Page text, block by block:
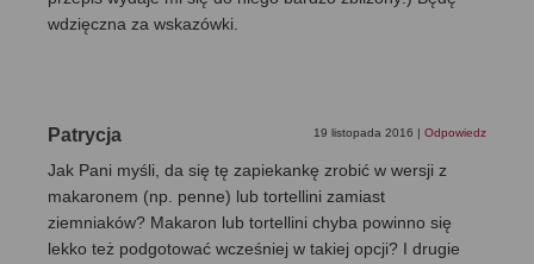
wdzięczna za wskazówki.
Patrycja 19 listopada 2016 | Odpowiedz
Jak Pani myśli, da się tę zapiekankę zrobić w wersji z
makaronem (np. penne) lub tortellini zamiast
ziemniaków? Makaron lub tortellini chyba powinno się
lekko też podgotować wcześniej w takiej opcji? I drugie